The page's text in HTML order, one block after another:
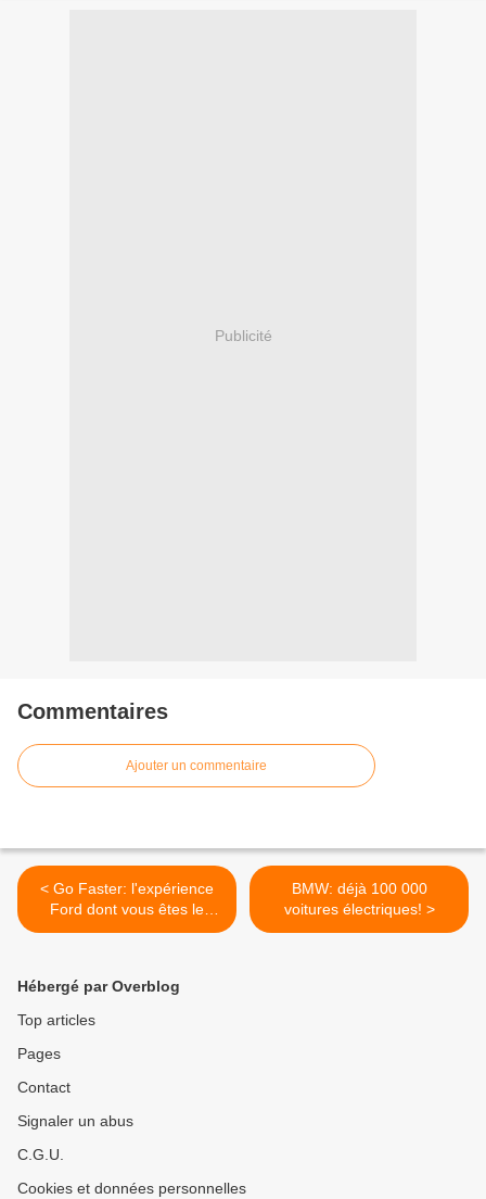
Publicité
Commentaires
Ajouter un commentaire
< Go Faster: l'expérience
Ford dont vous êtes le
héros!
BMW: déjà 100 000
voitures électriques! >
Hébergé par Overblog
Top articles
Pages
Contact
Signaler un abus
C.G.U.
Cookies et données personnelles